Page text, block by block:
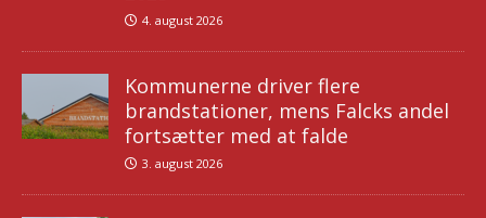
4. august 2026
Kommunerne driver flere
brandstationer, mens Falcks andel
fortsætter med at falde
3. august 2026